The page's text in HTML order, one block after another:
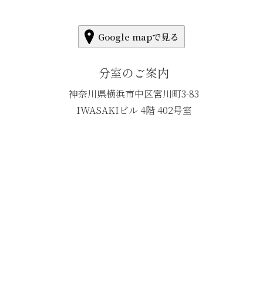
Google mapで見る
分室のご案内
神奈川県横浜市中区宮川町3-83
IWASAKIビル 4階 402号室